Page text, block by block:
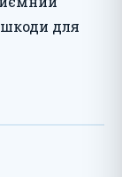
шкоди для